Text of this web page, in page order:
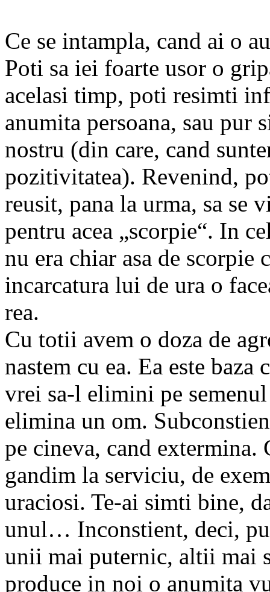
Ce se intampla, cand ai o
Poti sa iei foarte usor o
acelasi timp, poti resimti
anumita persoana, sau
nostru (din care, cand
pozitivitatea). Revenind,
reusit, pana la urma, sa se
pentru acea „scorpie“. In
nu era chiar asa de scorpie
incarcatura lui de ura o
rea.
Cu totii avem o doza de
nastem cu ea. Ea este
vrei sa-l elimini pe
elimina un om.
pe cineva, cand extermina.
gandim la serviciu, de
uraciosi. Te-ai simti bine,
unul… Inconstient, deci,
unii mai puternic, altii mai
produce in noi o anumita